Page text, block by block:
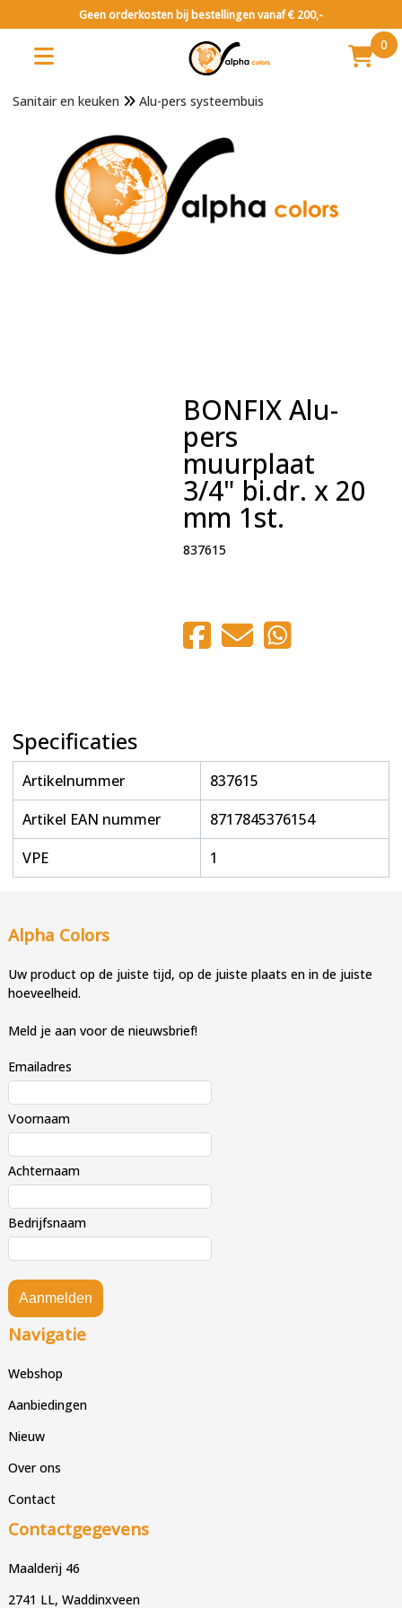
Geen orderkosten bij bestellingen vanaf € 200,-
0
Sanitair en keuken Alu-pers systeembuis
BONFIX Alu-
pers
muurplaat
3/4" bi.dr. x 20
mm 1st.
837615
Specificaties
Artikelnummer
837615
Artikel EAN nummer
8717845376154
VPE
1
Alpha Colors
Uw product op de juiste tijd, op de juiste plaats en in de juiste
hoeveelheid.
Meld je aan voor de nieuwsbrief!
Emailadres
Voornaam
Achternaam
Bedrijfsnaam
Aanmelden
Navigatie
Webshop
Aanbiedingen
Nieuw
Over ons
Contact
Contactgegevens
Maalderij 46
2741 LL, Waddinxveen